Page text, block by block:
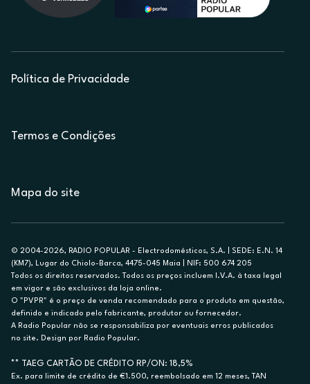
Política de Privacidade
Termos e Condições
Mapa do site
© 2004-2026, RADIO POPULAR - Electrodomésticos, S.A. | SEDE: E.N. 14
(KM7), Lugar do Chiolo-Barca, 4475-045 Maia | NIF: 500 674 205
Todos os direitos reservados. Todos os preços incluem I.V.A. à taxa legal
em vigor e são exclusivos da loja online.
O "PVPR" é o preço de venda recomendado para o produto em questão,
definido e indicado pelo fabricante, produtor ou fornecedor.
A Radio Popular não se responsabiliza por eventuais erros publicados
no site. Design por Radio Popular.
** TAEG CARTÃO DE CRÉDITO RP/ON: 18,5%
Ex. para limite de crédito de €1.500, reembolsado em 12 meses, TAN